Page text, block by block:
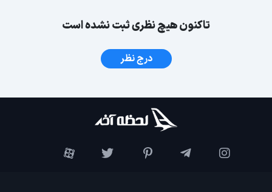
تاکنون هیچ نظری ثبت نشده است
درج نظر